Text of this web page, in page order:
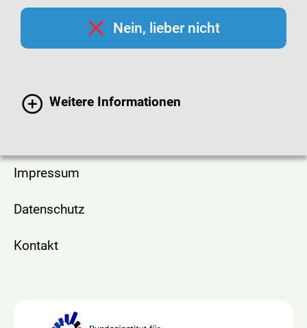
Nein, lieber nicht
Weitere Informationen
Erklärung zur Barrierefreiheit
Sprache
Impressum
Datenschutz
Kontakt